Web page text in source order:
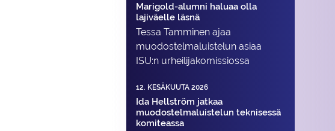
Marigold-alumni haluaa olla
lajiväelle läsnä
Tessa Tamminen ajaa
muodostelma­luistelun asiaa
ISU:n urheilija­komissiossa
12. KESÄKUUTA 2026
Ida Hellström jatkaa
muodostelmaluistelun teknisessä
komiteassa